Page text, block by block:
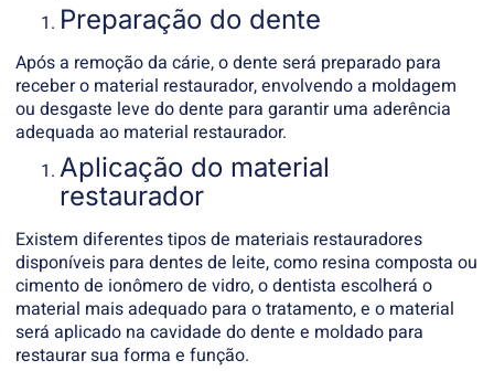
Preparação do dente
Após a remoção da cárie, o dente será preparado para
receber o material restaurador, envolvendo a moldagem
ou desgaste leve do dente para garantir uma aderência
adequada ao material restaurador.
Aplicação do material
restaurador
Existem diferentes tipos de materiais restauradores
disponíveis para dentes de leite, como resina composta ou
cimento de ionômero de vidro, o dentista escolherá o
material mais adequado para o tratamento, e o material
será aplicado na cavidade do dente e moldado para
restaurar sua forma e função.